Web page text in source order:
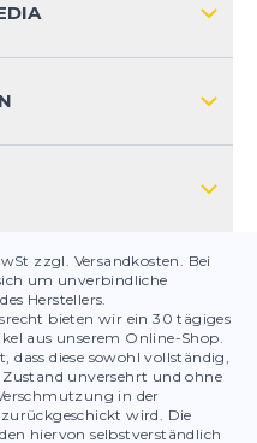
zzgl. Versandkosten. Bei
um unverbindliche
Herstellers.
bieten wir ein 30 tägiges
aus unserem Online-Shop.
dass diese sowohl vollständig,
unversehrt und ohne
in der
wird. Die
hiervon selbstverständlich